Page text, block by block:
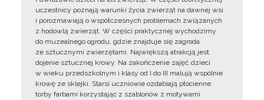
uczestnicy poznają warunki życia zwierząt na dawnej wsi
i porozmawiają o współczesnych problemach związanych
z hodowlą zwierząt. W części praktycznej wychodzimy
do muzealnego ogrodu, gdzie znajduje się zagroda
ze sztucznymi zwierzętami. Największą atrakcją jest
dojenie sztucznej krowy. Na zakończenie zajęć dzieci
w wieku przedszkolnym i klasy od I do III malują wspólnie
krowę ze sklejki. Starsi uczniowie ozdabiają płócienne
torby farbami korzystając z szablonów z motywami